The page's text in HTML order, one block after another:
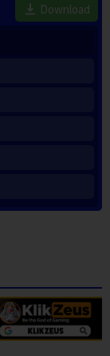
Download